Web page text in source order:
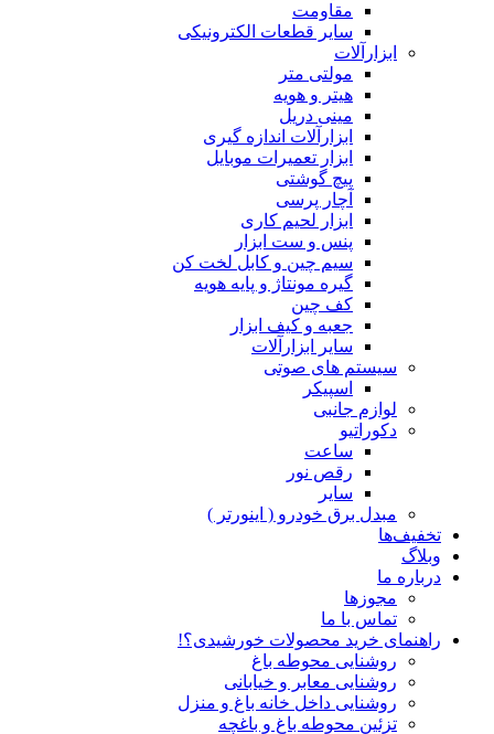
مقاومت
سایر قطعات الکترونیکی
ابزارآلات
مولتی متر
هیتر و هویه
مینی دریل
ابزارآلات اندازه گیری
ابزار تعمیرات موبایل
پیچ گوشتی
آچار پرسی
ابزار لحیم کاری
پنس و ست ابزار
سیم چین و کابل لخت کن
گیره مونتاژ و پایه هویه
کف چین
جعبه و کیف ابزار
سایر ابزارآلات
سیستم های صوتی
اسپیکر
لوازم جانبی
دکوراتیو
ساعت
رقص نور
سایر
مبدل برق خودرو ( اینورتر )
تخفیف‌ها
وبلاگ
درباره ما
مجوزها
تماس با ما
راهنمای خرید محصولات خورشیدی؟!
روشنایی محوطه باغ
روشنایی معابر و خیابانی
روشنایی داخل خانه باغ و منزل
تزئین محوطه باغ و باغچه